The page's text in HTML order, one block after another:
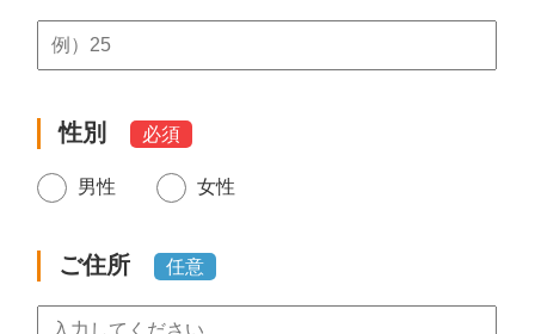
性別 必須
男性 女性
ご住所 任意